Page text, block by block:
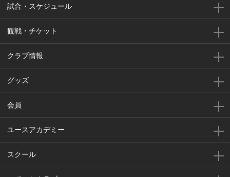
試合・スケジュール
観戦・チケット
クラブ情報
グッズ
会員
ユースアカデミー
スクール